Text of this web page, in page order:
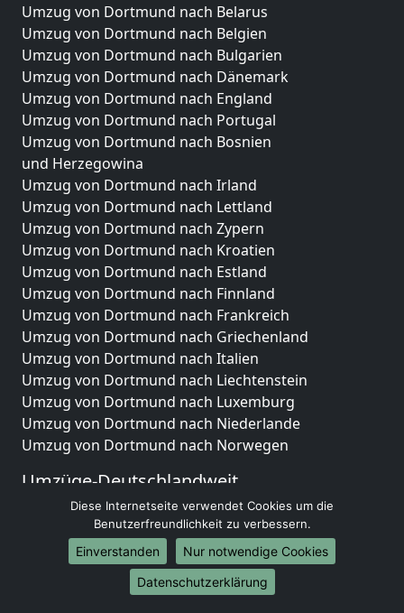
Umzug von Dortmund nach Belarus
Umzug von Dortmund nach Belgien
Umzug von Dortmund nach Bulgarien
Umzug von Dortmund nach Dänemark
Umzug von Dortmund nach England
Umzug von Dortmund nach Portugal
Umzug von Dortmund nach Bosnien
und Herzegowina
Umzug von Dortmund nach Irland
Umzug von Dortmund nach Lettland
Umzug von Dortmund nach Zypern
Umzug von Dortmund nach Kroatien
Umzug von Dortmund nach Estland
Umzug von Dortmund nach Finnland
Umzug von Dortmund nach Frankreich
Umzug von Dortmund nach Griechenland
Umzug von Dortmund nach Italien
Umzug von Dortmund nach Liechtenstein
Umzug von Dortmund nach Luxemburg
Umzug von Dortmund nach Niederlande
Umzug von Dortmund nach Norwegen
Umzüge-Deutschlandweit
Umzug von Dortmund nach Berlin
Umzug von Dortmund nach Hamburg
Umzug von Dortmund nach München
Umzug von Dortmund nach Köln
Umzug von Dortmund nach Frankfurt am Main
Diese Internetseite verwendet Cookies um die
Benutzerfreundlichkeit zu verbessern.
Einverstanden
Nur notwendige Cookies
Datenschutzerklärung